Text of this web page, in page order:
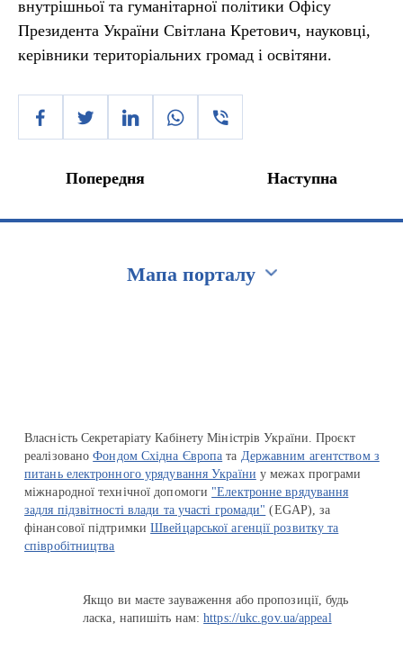
внутрішньої та гуманітарної політики Офісу
Президента України Світлана Кретович, науковці,
керівники територіальних громад і освітяни.
Попередня Наступна
Мапа порталу
Власність Секретаріату Кабінету Міністрів України. Проєкт
реалізованоФондом Східна Європа та Державним агентством з
питань електронного урядування України у межах програми
міжнародної технічної допомоги "Електронне врядування
задля підзвітності влади та участі громади" (EGAP), за
фінансової підтримкиШвейцарської агенції розвитку та
співробітництва
Якщо ви маєте зауваження або пропозиції, будь
ласка, напишіть нам:https://ukc.gov.ua/appeal